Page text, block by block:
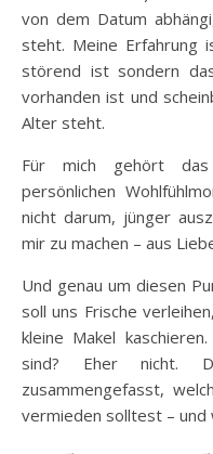
von dem Datum
steht. Meine Erfahrung
störend ist sondern
vorhanden ist und
Alter steht.
Für mich gehört das
persönlichen
nicht darum, jünger
mir zu machen – aus
Und genau um diesen
soll uns Frische
kleine Makel
sind? Eher nicht.
zusammengefasst,
vermieden solltest – und